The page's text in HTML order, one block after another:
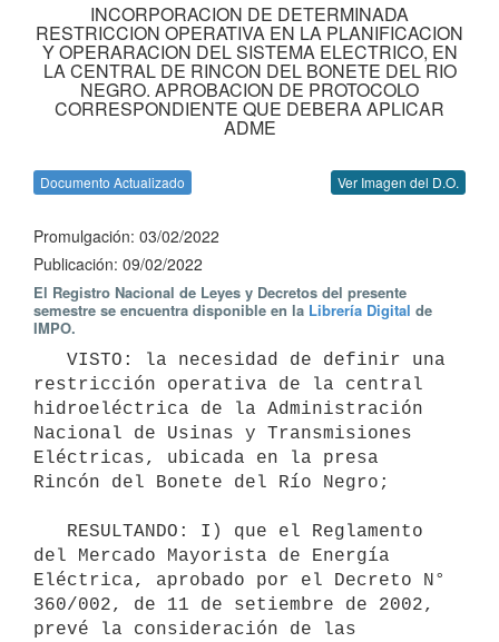
INCORPORACION DE DETERMINADA
RESTRICCION OPERATIVA EN LA PLANIFICACION
Y OPERARACION DEL SISTEMA ELECTRICO, EN
LA CENTRAL DE RINCON DEL BONETE DEL RIO
NEGRO. APROBACION DE PROTOCOLO
CORRESPONDIENTE QUE DEBERA APLICAR
ADME
Documento Actualizado Ver Imagen del D.O.
Promulgación: 03/02/2022
Publicación: 09/02/2022
El Registro Nacional de Leyes y Decretos del presente
semestre se encuentra disponible en la Librería Digital de
IMPO.
restricción operativa de la central
hidroeléctrica de la Administración
Nacional de Usinas y Transmisiones
Eléctricas, ubicada en la presa
Rincón del Bonete del Río Negro;
del Mercado Mayorista de Energía
Eléctrica, aprobado por el Decreto N°
360/002, de 11 de setiembre de 2002,
prevé la consideración de las